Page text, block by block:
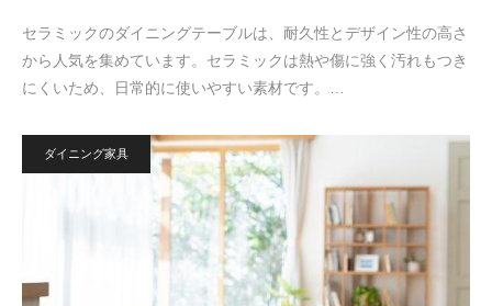
セラミックのダイニングテーブルは、耐久性とデザイン性の高さ
から人気を集めています。セラミックは熱や傷に強く汚れもつき
にくいため、日常的に使いやすい素材です。…
ダイニング家具